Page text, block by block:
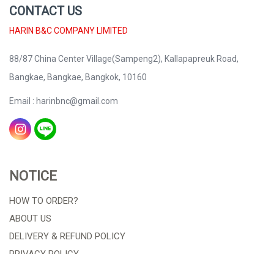
CONTACT US
HARIN B&C COMPANY LIMITED
88/87 China Center Village(Sampeng2), Kallapapreuk Road,
Bangkae, Bangkae, Bangkok, 10160
Email : harinbnc@gmail.com
NOTICE
HOW TO ORDER?
ABOUT US
DELIVERY & REFUND POLICY